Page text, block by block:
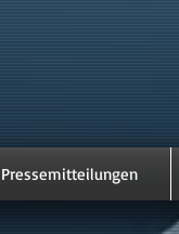
Pressemitteilungen